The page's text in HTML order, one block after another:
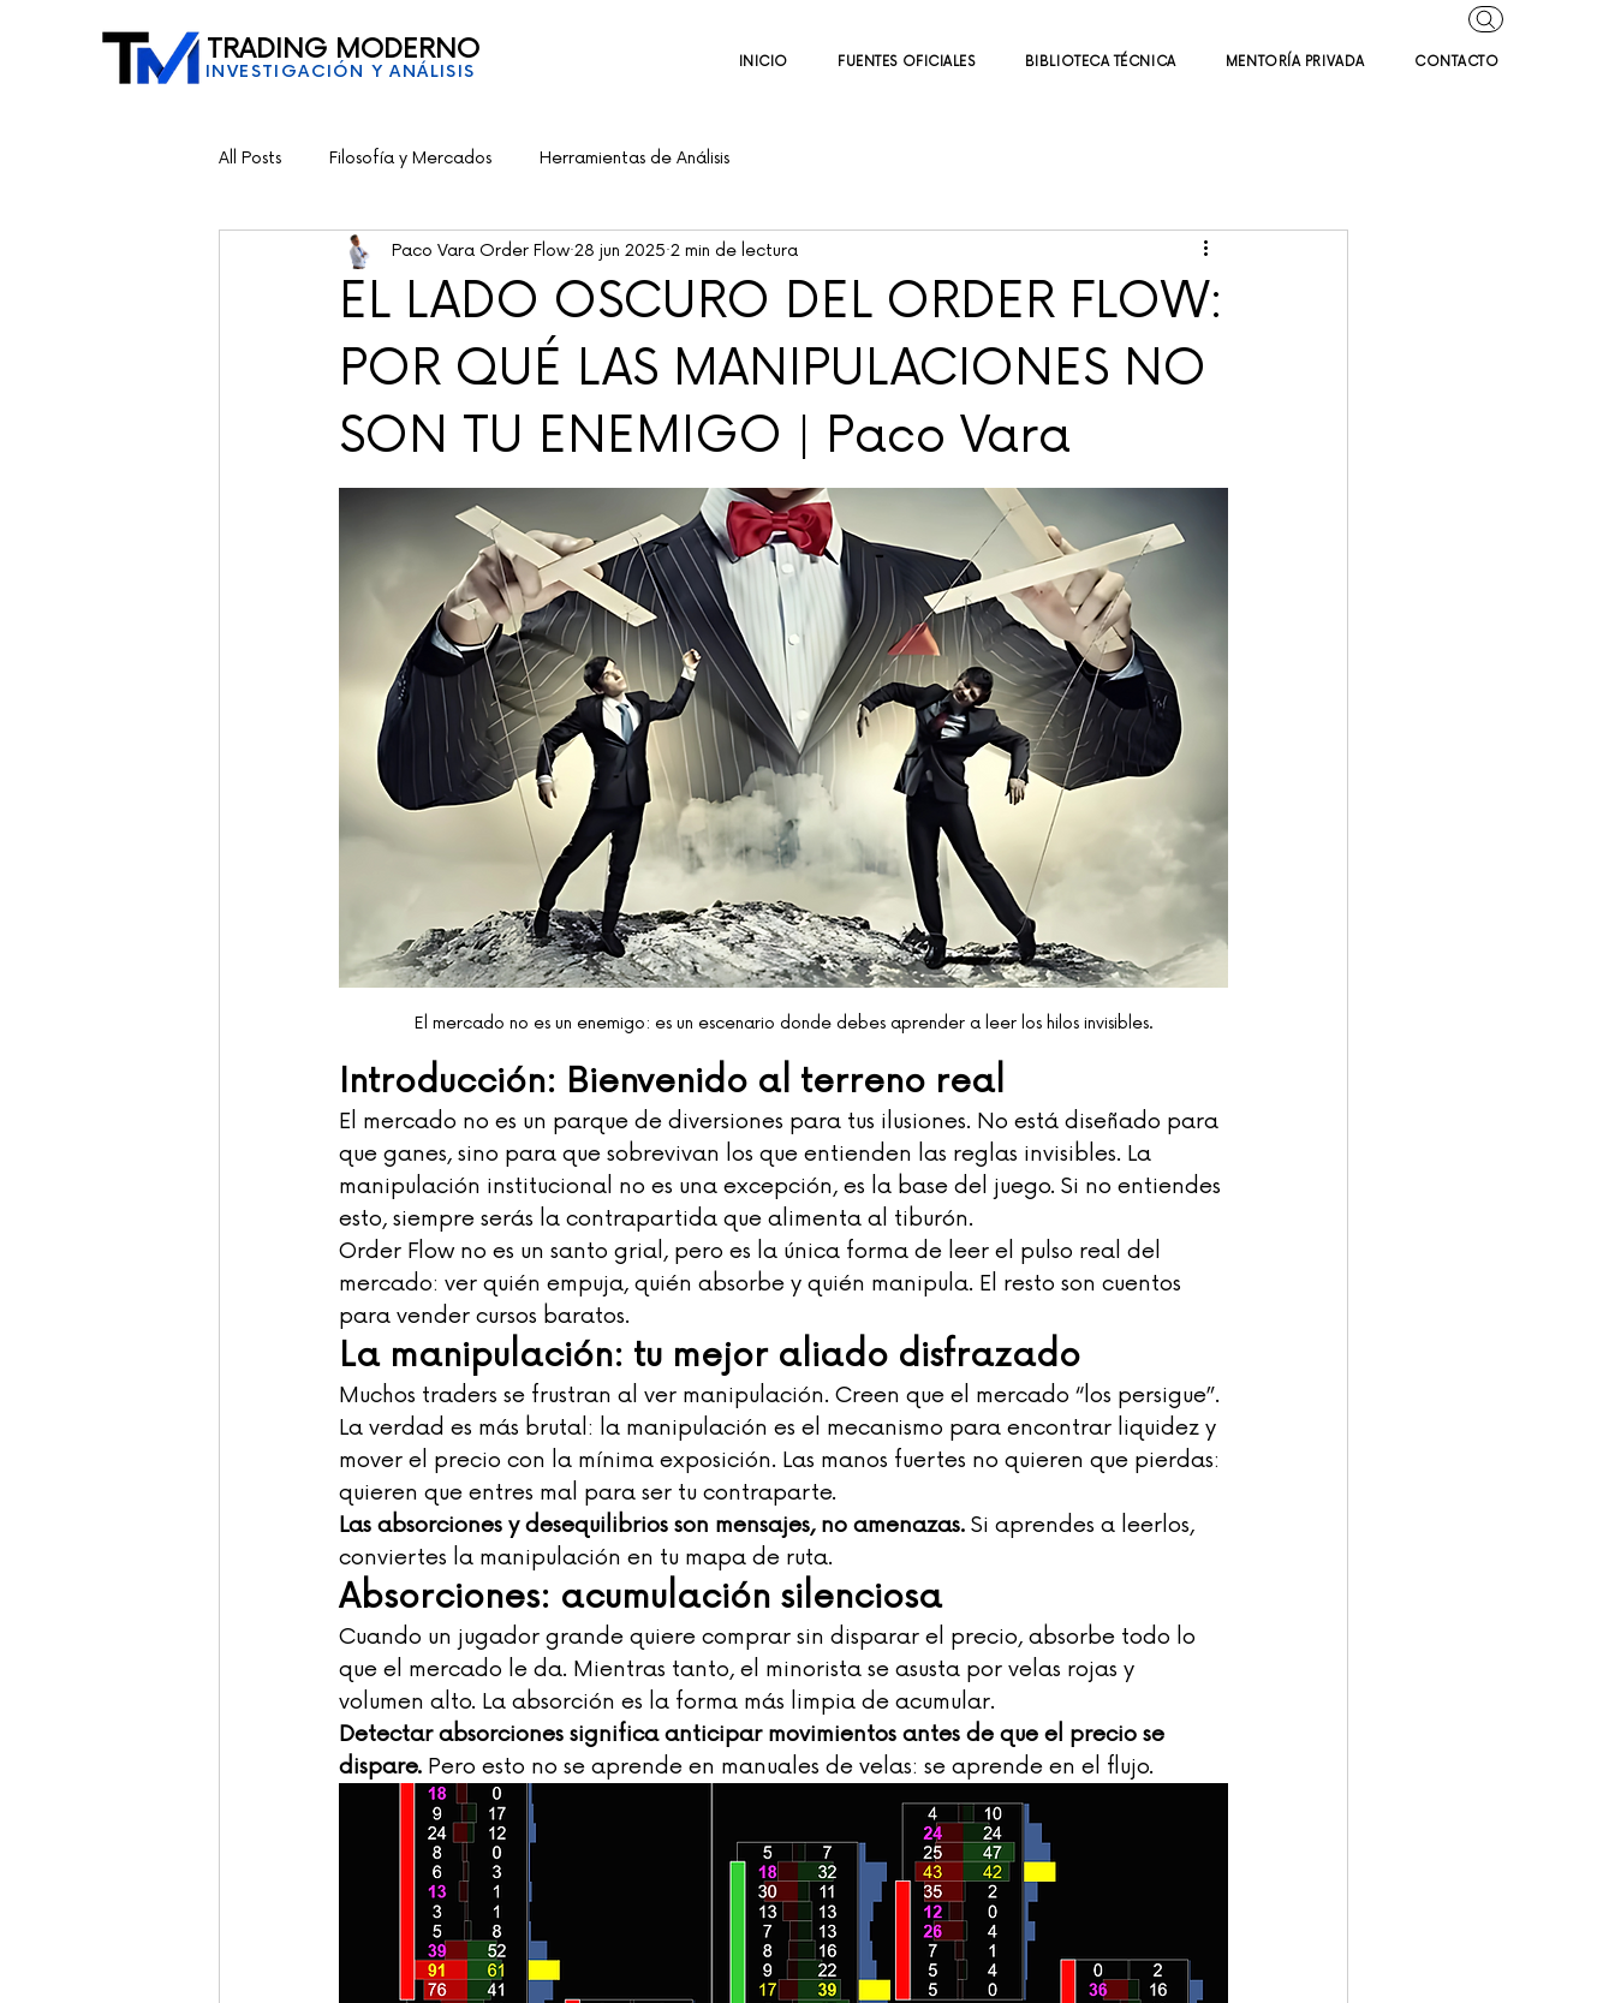
TRADING MODERNO
INVESTIGACIÓN Y ANÁLISIS INICIO FUENTES OFICIALES BIBLIOTECA TÉCNICA MENTORÍA PRIVADA CONTACTO
All Posts Filosofía y Mercados Herramientas de Análisis
EL LADO OSCURO DEL ORDER FLOW:
POR QUÉ LAS MANIPULACIONES NO
SON TU ENEMIGO | Paco Vara
Paco Vara Order Flow 28 jun 2025 2 min de lectura
El mercado no es un enemigo: es un escenario donde debes aprender a leer los hilos invisibles.
Introducción: Bienvenido al terreno real
El mercado no es un parque de diversiones para tus ilusiones. No está diseñado para
que ganes, sino para que sobrevivan los que entienden las reglas invisibles. La
manipulación institucional no es una excepción, es la base del juego. Si no entiendes
esto, siempre serás la contrapartida que alimenta al tiburón.
Order Flow no es un santo grial, pero es la única forma de leer el pulso real del
mercado: ver quién empuja, quién absorbe y quién manipula. El resto son cuentos
para vender cursos baratos.
La manipulación: tu mejor aliado disfrazado
Muchos traders se frustran al ver manipulación. Creen que el mercado “los persigue”.
La verdad es más brutal: la manipulación es el mecanismo para encontrar liquidez y
mover el precio con la mínima exposición. Las manos fuertes no quieren que pierdas:
quieren que entres mal para ser tu contraparte.
Las absorciones y desequilibrios son mensajes, no amenazas. Si aprendes a leerlos,
conviertes la manipulación en tu mapa de ruta.
Absorciones: acumulación silenciosa
Cuando un jugador grande quiere comprar sin disparar el precio, absorbe todo lo
que el mercado le da. Mientras tanto, el minorista se asusta por velas rojas y
volumen alto. La absorción es la forma más limpia de acumular.
Detectar absorciones significa anticipar movimientos antes de que el precio se
dispare. Pero esto no se aprende en manuales de velas: se aprende en el flujo.